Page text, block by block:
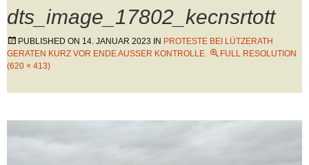
dts_image_17802_kecnsrtott
PUBLISHED ON 14. JANUAR 2023 IN PROTESTE BEI LÜTZERATH
GERATEN KURZ VOR ENDE AUSSER KONTROLLE
FULL RESOLUTION
(620 × 413)